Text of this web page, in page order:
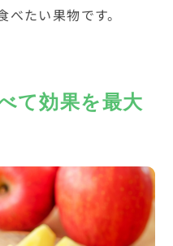
たい果物です。
て効果を最大